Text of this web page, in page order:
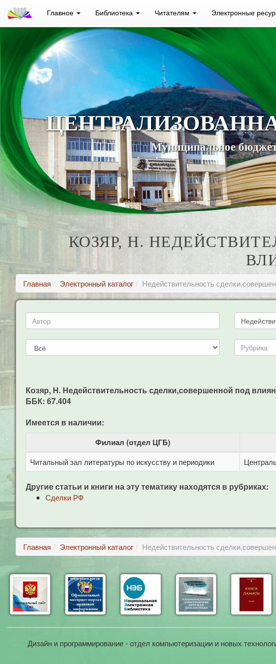
Главное Библиотека Читателям Электронные
Муниципальное
КОЗЯР, Н.
Главная Электронный каталог Недействительность
Козяр, Н. Недействительность сделки,совершенной под
ББК: 67.404
Имеется в наличии:
Филиал (отдел ЦГБ)
Читальный зал литературы по искусству и периодики
Другие статьи и книги на эту тематику находятся в рубриках:
Сделки РФ
Главная Электронный каталог Недействительность
Дизайн и программирование - отдел компьютеризации и новых